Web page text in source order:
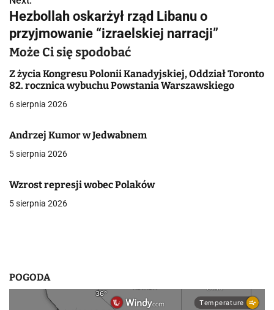
g
a
c
j
a
w
p
s
Hezbollah oskarżył rząd Libanu o
przyjmowanie “izraelskiej narracji”
Może Ci się spodobać
Z życia Kongresu Polonii Kanadyjskiej, Oddział Toronto
82. rocznica wybuchu Powstania Warszawskiego
6 sierpnia 2026
Andrzej Kumor w Jedwabnem
5 sierpnia 2026
Wzrost represji wobec Polaków
5 sierpnia 2026
POGODA